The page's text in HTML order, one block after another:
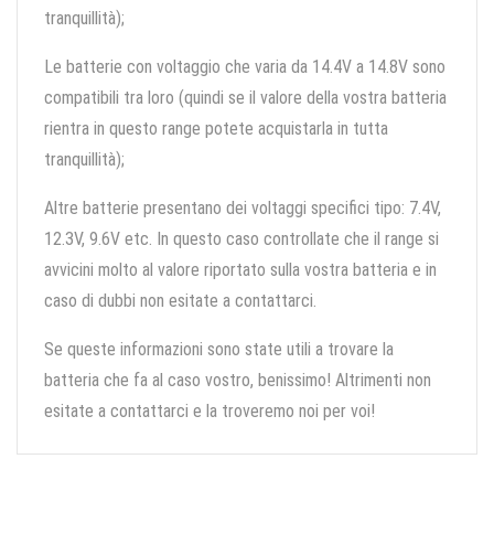
tranquillità);
Le batterie con voltaggio che varia da 14.4V a 14.8V sono
compatibili tra loro (quindi se il valore della vostra batteria
rientra in questo range potete acquistarla in tutta
tranquillità);
Altre batterie presentano dei voltaggi specifici tipo: 7.4V,
12.3V, 9.6V etc. In questo caso controllate che il range si
avvicini molto al valore riportato sulla vostra batteria e in
caso di dubbi non esitate a contattarci.
Se queste informazioni sono state utili a trovare la
batteria che fa al caso vostro, benissimo! Altrimenti non
esitate a contattarci e la troveremo noi per voi!